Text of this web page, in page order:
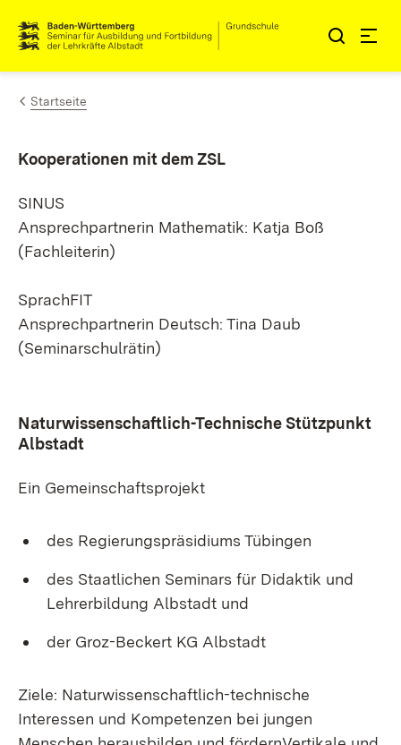
Zum Inhalt springen
Link zur Startseite
Startseite
Kooperationen mit dem ZSL
SINUS
Ansprechpartnerin Mathematik: Katja Boß
(Fachleiterin)
SprachFIT
Ansprechpartnerin Deutsch: Tina Daub
(Seminarschulrätin)
Naturwissenschaftlich-Technische Stützpunkt
Albstadt
Ein Gemeinschaftsprojekt
des Regierungspräsidiums Tübingen
des Staatlichen Seminars für Didaktik und
Lehrer­bildung Albstadt und
der Groz-Beckert KG Albstadt
Ziele: Naturwissenschaftlich-technische
Interessen und Kompetenzen bei jungen